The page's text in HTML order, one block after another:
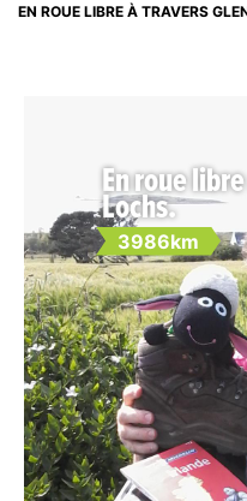
EN ROUE LIBRE À TRAVERS
En roue
Lochs.
3986km